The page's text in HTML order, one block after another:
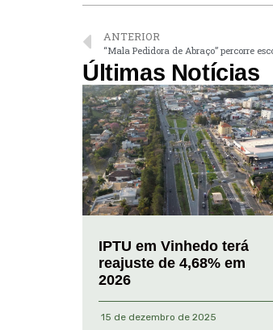
ANTERIOR
“Mala Pedidora de Abraço” percorre
Últimas Notícias
IPTU em Vinhedo terá
reajuste de 4,68% em
2026
15 de dezembro de 2025